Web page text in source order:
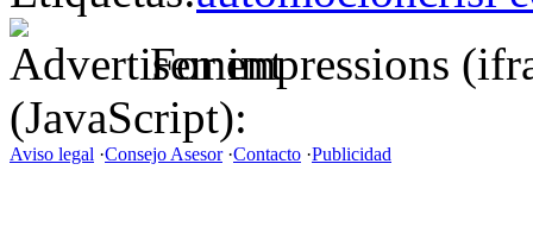
For impressions
(JavaScript):
Aviso legal ·Consejo Asesor·Contacto ·Publicidad